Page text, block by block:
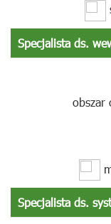
Specjalista ds.
obszar
Specjalista ds.